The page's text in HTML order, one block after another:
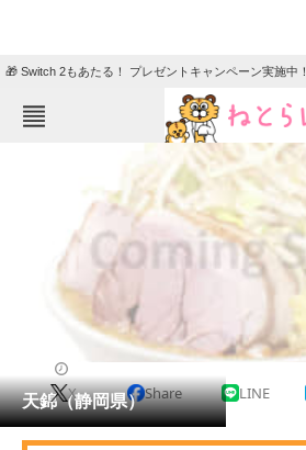
🎁 Switch 2もあたる！ プレゼントキャンペーン実施中！
ニュース
クイズ
地域
リサーチ
会員記事
天錦（静岡県）
X Share LINE